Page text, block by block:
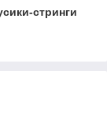
стринги